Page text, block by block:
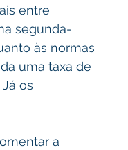
entre
segunda-
às normas
uma taxa de
os
a